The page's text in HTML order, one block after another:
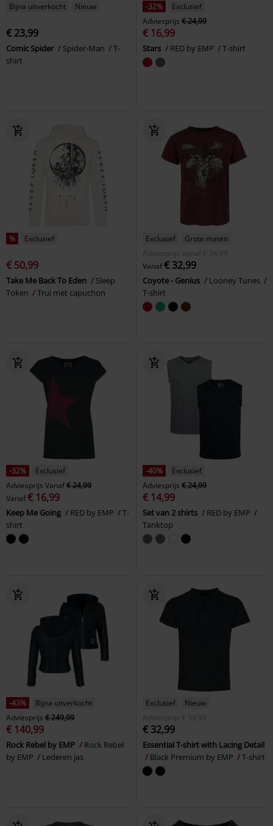
Bijna uitverkocht Nieuw
€ 23,99
Comic Spider Spider-Man
T-
shirt
-32%
Exclusief
Adviesprijs € 24,99
€ 16,99
Stars RED by EMP T-shirt
% Exclusief
€ 50,99
Take Me Back To Eden
Sleep
Token
Trui met capuchon
Exclusief
Grote maten
Adviesprijs
Vanaf € 34,99
Vanaf€ 32,99
Coyote - Genius
Looney Tunes
T-shirt
-32%
Exclusief
Adviesprijs Vanaf€ 24,99
Vanaf€ 16,99
Keep Me Going RED by EMP
T-
shirt
-40%
Exclusief
Adviesprijs € 24,99
€ 14,99
Set van 2 shirts
RED by EMP
Tanktop
-43%
Bijna uitverkocht
Adviesprijs € 249,99
€ 140,99
Rock Rebel by EMP
Rock Rebel
by EMP
Lederen jas
Exclusief
Nieuw
Adviesprijs
€ 34,99
€ 32,99
Essential T-shirt with Lacing Detail
Black Premium by EMP
T-shirt